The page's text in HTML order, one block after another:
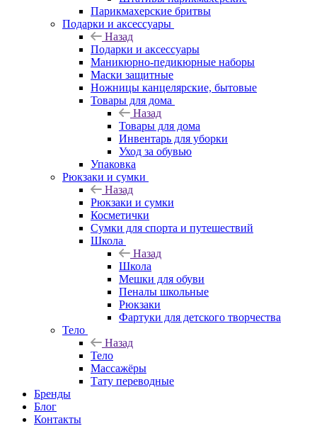
Парикмахерские бритвы
Подарки и аксессуары
Назад
Подарки и аксессуары
Маникюрно-педикюрные наборы
Маски защитные
Ножницы канцелярские, бытовые
Товары для дома
Назад
Товары для дома
Инвентарь для уборки
Уход за обувью
Упаковка
Рюкзаки и сумки
Назад
Рюкзаки и сумки
Косметички
Сумки для спорта и путешествий
Школа
Назад
Школа
Мешки для обуви
Пеналы школьные
Рюкзаки
Фартуки для детского творчества
Тело
Назад
Тело
Массажёры
Тату переводные
Бренды
Блог
Контакты